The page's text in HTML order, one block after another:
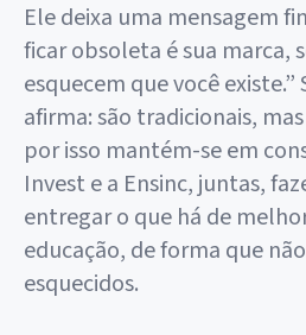
Ele deixa uma mensagem
ficar obsoleta é sua marca,
esquecem que você
afirma: são tradicionais,
por isso mantém-se em
Invest e a Ensinc, juntas,
entregar o que há de
educação, de forma que
esquecidos.